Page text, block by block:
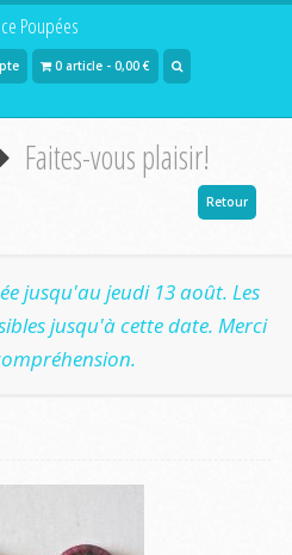
Poupées
0 article - 0,00 €
Faites-vous plaisir!
Retour
jusqu'au jeudi 13 août. Les
jusqu'à cette date. Merci